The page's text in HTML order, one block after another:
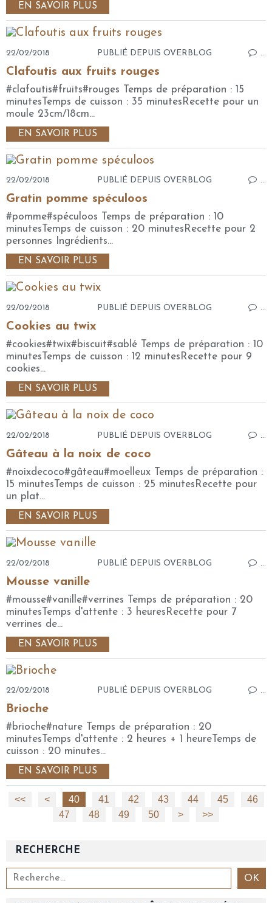
EN SAVOIR PLUS
22/02/2018 PUBLIÉ DEPUIS OVERBLOG …
Clafoutis aux fruits rouges
#clafoutis#fruits#rouges Temps de préparation : 15
minutesTemps de cuisson : 35 minutesRecette pour un
moule 23cm/18cm...
EN SAVOIR PLUS
22/02/2018 PUBLIÉ DEPUIS OVERBLOG …
Gratin pomme spéculoos
#pomme#spéculoos Temps de préparation : 10
minutesTemps de cuisson : 20 minutesRecette pour 2
personnes Ingrédients...
EN SAVOIR PLUS
22/02/2018 PUBLIÉ DEPUIS OVERBLOG …
Cookies au twix
#cookies#twix#biscuit#sablé Temps de préparation : 10
minutesTemps de cuisson : 12 minutesRecette pour 9
cookies...
EN SAVOIR PLUS
22/02/2018 PUBLIÉ DEPUIS OVERBLOG …
Gâteau à la noix de coco
#noixdecoco#gâteau#moelleux Temps de préparation :
15 minutesTemps de cuisson : 25 minutesRecette pour
un plat...
EN SAVOIR PLUS
22/02/2018 PUBLIÉ DEPUIS OVERBLOG …
Mousse vanille
#mousse#vanille#verrines Temps de préparation : 20
minutesTemps d'attente : 3 heuresRecette pour 7
verrines de...
EN SAVOIR PLUS
22/02/2018 PUBLIÉ DEPUIS OVERBLOG …
Brioche
#brioche#nature Temps de préparation : 20
minutesTemps d'attente : 2 heures + 1 heureTemps de
cuisson : 20 minutes...
EN SAVOIR PLUS
<< < 10
20
30
40 41 42 43 44 45
46
47
48 49 50 > >>
RECHERCHE